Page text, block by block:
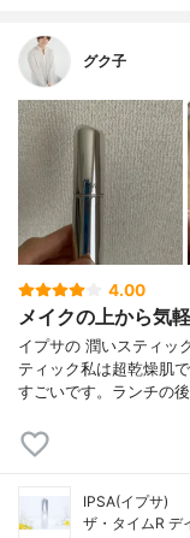
グク子
4.00
メイクの上から気
イプサの 潤いスティッ
ティック私は超乾燥肌
すごいです。ランチの
IPSA(イプサ)
ザ・タイムR デ